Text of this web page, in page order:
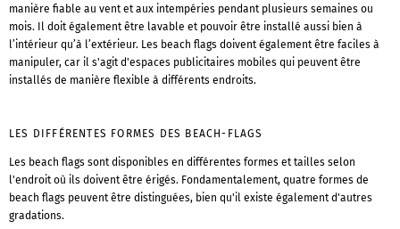
manière fiable au vent et aux intempéries pendant plusieurs semaines ou
mois. Il doit également être lavable et pouvoir être installé aussi bien à
l’intérieur qu’à l’extérieur. Les beach flags doivent également être faciles à
manipuler, car il s'agit d'espaces publicitaires mobiles qui peuvent être
installés de manière flexible à différents endroits.
LES DIFFÉRENTES FORMES DES BEACH-FLAGS
Les beach flags sont disponibles en différentes formes et tailles selon
l'endroit où ils doivent être érigés. Fondamentalement, quatre formes de
beach flags peuvent être distinguées, bien qu'il existe également d'autres
gradations.